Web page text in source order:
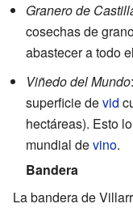
Granero de
cosechas de
abastecer a todo
Viñedo del Mundo
superficie devid
hectáreas). Esto
mundial devino.
Bandera
La bandera de